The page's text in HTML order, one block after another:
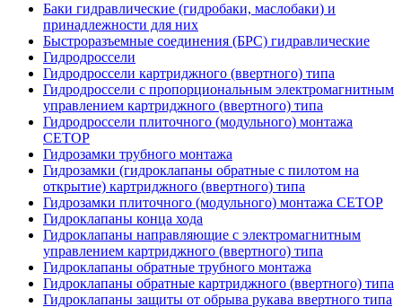
Баки гидравлические (гидробаки, маслобаки) и
принадлежности для них
Быстроразъемные соединения (БРС) гидравлические
Гидродроссели
Гидродроссели картриджного (ввертного) типа
Гидродроссели с пропорциональным электромагнитным
управлением картриджного (ввертного) типа
Гидродроссели плиточного (модульного) монтажа
CETOP
Гидрозамки трубного монтажа
Гидрозамки (гидроклапаны обратные с пилотом на
открытие) картриджного (ввертного) типа
Гидрозамки плиточного (модульного) монтажа CETOP
Гидроклапаны конца хода
Гидроклапаны направляющие с электромагнитным
управлением картриджного (ввертного) типа
Гидроклапаны обратные трубного монтажа
Гидроклапаны обратные картриджного (ввертного) типа
Гидроклапаны защиты от обрыва рукава ввертного типа